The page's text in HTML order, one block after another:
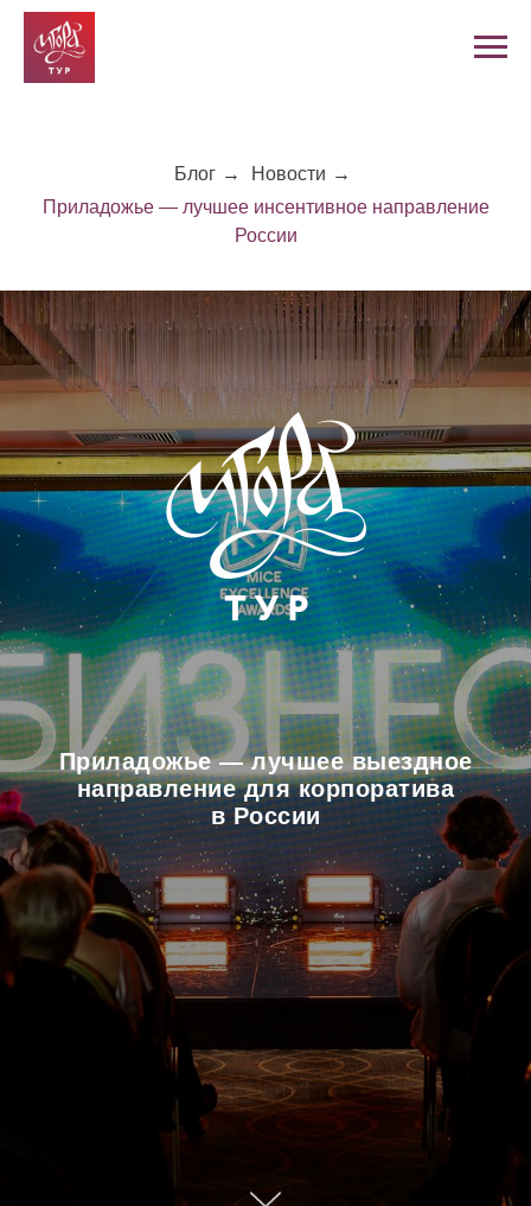
Блог → Новости →
Приладожье — лучшее инсентивное направление
России
Приладожье — лучшее выездное
направление для корпоратива
в России